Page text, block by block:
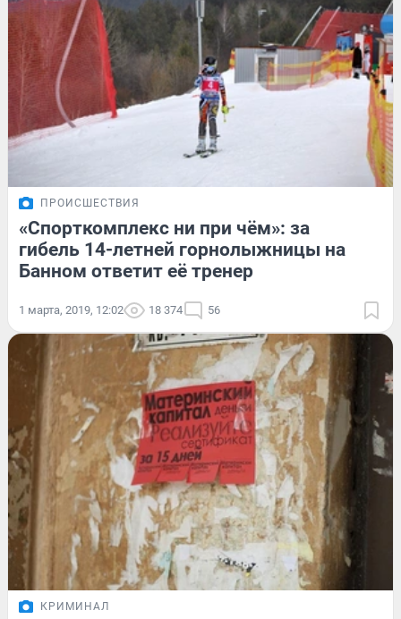
ПРОИСШЕСТВИЯ
«Спорткомплекс ни при чём»: за
гибель 14-летней горнолыжницы на
Банном ответит её тренер
1 марта, 2019, 12:02 18 374 56
КРИМИНАЛ